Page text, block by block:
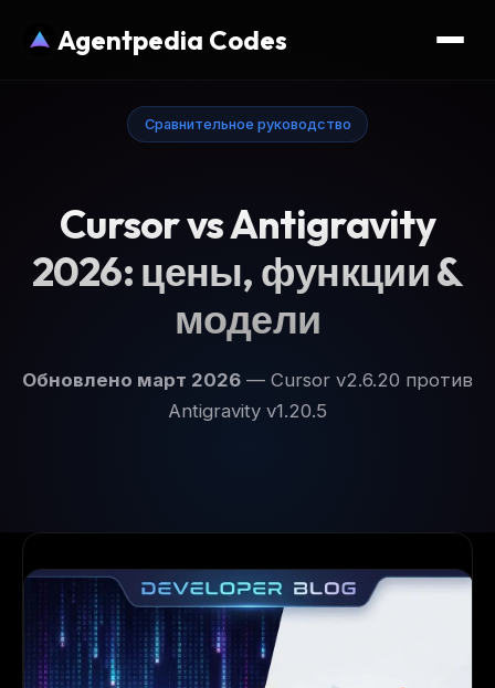
Agentpedia Codes
Сравнительное руководство
Cursor vs Antigravity
2026: цены, функции &
модели
Обновлено март 2026 — Cursor v2.6.20 против
Antigravity v1.20.5